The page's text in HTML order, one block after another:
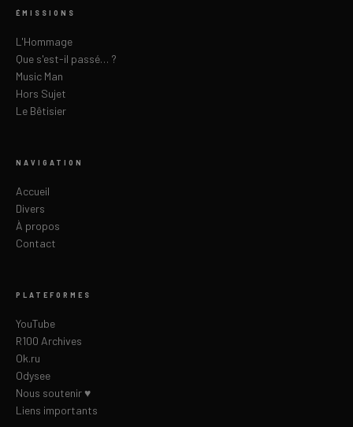
ÉMISSIONS
L'Hommage
Que s'est-il passé… ?
Music Man
Hors Sujet
Le Bêtisier
NAVIGATION
Accueil
Divers
À propos
Contact
PLATEFORMES
YouTube
R100 Archives
Ok.ru
Odysee
Nous soutenir ♥
Liens importants